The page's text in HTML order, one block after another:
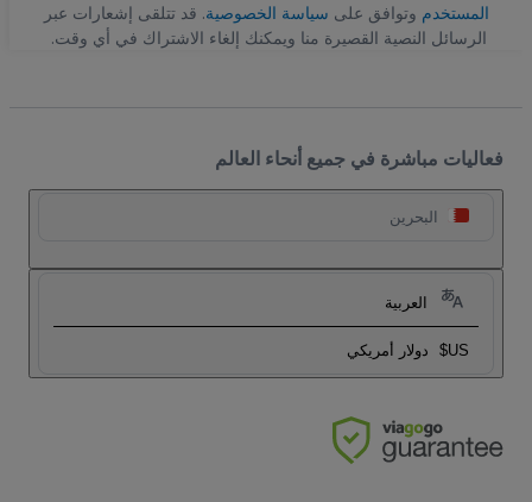
المستخدم وتوافق على سياسة الخصوصية. قد تتلقى إشعارات عبر
الرسائل النصية القصيرة منا ويمكنك إلغاء الاشتراك في أي وقت.
فعاليات مباشرة في جميع أنحاء العالم
البحرين
العربية
US$ دولار أمريكي